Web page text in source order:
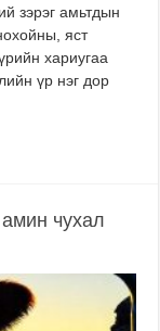
зэрэг амьтдын
яст
хариугаа
үр нэг дор
чухал